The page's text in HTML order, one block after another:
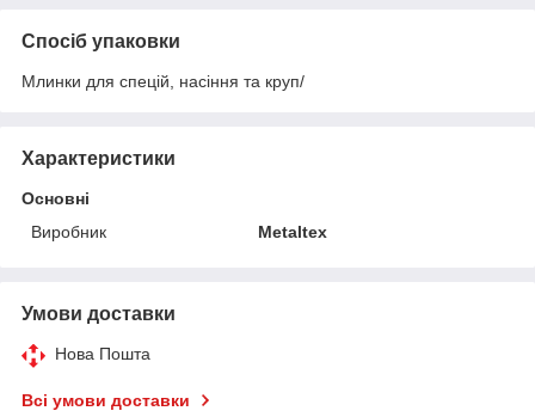
Спосіб упаковки
Млинки для спецій, насіння та круп/
Характеристики
Основні
Виробник
Metaltex
Умови доставки
Нова Пошта
Всі умови доставки